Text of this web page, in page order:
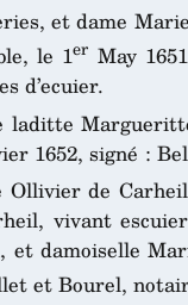
et dame
le 1er May
d’ecuier.
laditte
1652, signé :
de
vivant
et damoiselle
et Bourel,